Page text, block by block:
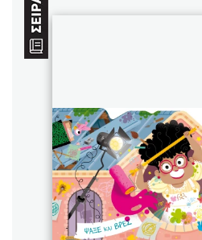
Δημοφιλή Βιβλία
Χάρης Πολίτης
Καθρέφτης